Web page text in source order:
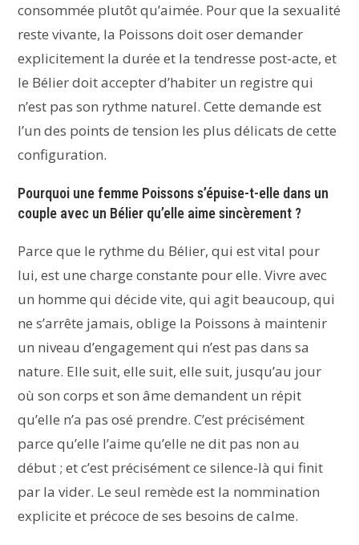
consommée plutôt qu’aimée. Pour que la sexualité
reste vivante, la Poissons doit oser demander
explicitement la durée et la tendresse post-acte, et
le Bélier doit accepter d’habiter un registre qui
n’est pas son rythme naturel. Cette demande est
l’un des points de tension les plus délicats de cette
configuration.
Pourquoi une femme Poissons s’épuise-t-elle dans un
couple avec un Bélier qu’elle aime sincèrement ?
Parce que le rythme du Bélier, qui est vital pour
lui, est une charge constante pour elle. Vivre avec
un homme qui décide vite, qui agit beaucoup, qui
ne s’arrête jamais, oblige la Poissons à maintenir
un niveau d’engagement qui n’est pas dans sa
nature. Elle suit, elle suit, elle suit, jusqu’au jour
où son corps et son âme demandent un répit
qu’elle n’a pas osé prendre. C’est précisément
parce qu’elle l’aime qu’elle ne dit pas non au
début ; et c’est précisément ce silence-là qui finit
par la vider. Le seul remède est la nommination
explicite et précoce de ses besoins de calme.